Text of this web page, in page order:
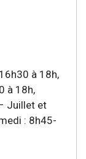
à 18h,
à 18h,
Juillet et
: 8h45-